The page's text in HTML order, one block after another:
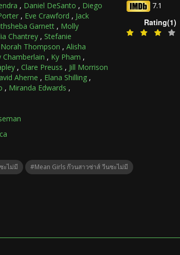
, Daniel DeSanto , Diego
, Eve Crawford , Jack
Garnett , Molly
Chantrey , Stefanie
Norah Thompson , Alisha
Chamberlain , Ky Pham ,
, Clare Preuss , Jill Morrison
Aherne , Elana Shilling ,
, Miranda Edwards ,
7.1
Rating(1)
ะไม่มี #Mean Girls ก๊วนสาวซ่าส์ วีนซะไม่มี